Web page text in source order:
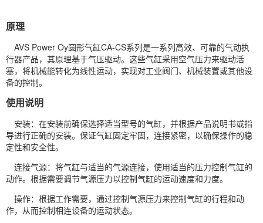
原理
AVS Power Oy圆形气缸CA-CS系列是一系列高效、可靠的气动执
行器产品，其原理基于气压驱动。这些气缸采用空气压力来驱动活
塞，将机械能转化为线性运动，实现对工业阀门、机械装置或其他设
备的控制。
使用说明
安装：在安装前确保选择适当型号的气缸，并根据产品说明书或指
导进行正确的安装。保证气缸固定牢固，连接紧密，以确保操作的稳
定性和安全性。
连接气源：将气缸与适当的气源连接，使用适当的压力控制气缸的
动作。根据需要调节气源压力以控制气缸的运动速度和力度。
操作：根据工作需要，通过控制气源压力来控制气缸的行程和动
作，从而控制相连设备的运动状态。